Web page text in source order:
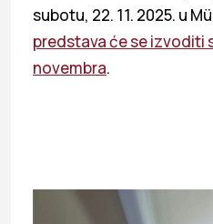
subotu, 22. 11. 2025. u
predstava će se izvoditi
novembra.